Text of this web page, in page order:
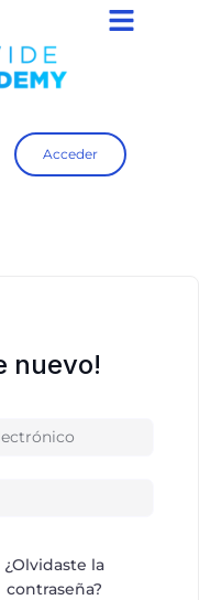
Acceder
nuevo!
¿Olvidaste la
contraseña?